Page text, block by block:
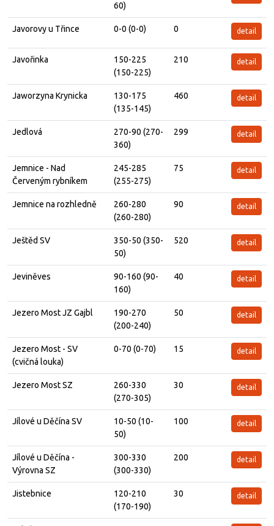
60)
Javorovy u Třince 0-0 (0-0) 0 detail
Javořinka
150-225
(150-225)
210 detail
Jaworzyna Krynicka
130-175
(135-145)
460 detail
Jedlová
270-90 (270-
360)
299 detail
Jemnice - Nad
Červeným rybníkem
245-285
(255-275)
75 detail
Jemnice na rozhledně
260-280
(260-280)
90 detail
Ještěd SV
350-50 (350-
50)
520 detail
Jeviněves
90-160 (90-
160)
40 detail
Jezero Most JZ Gajbl
190-270
(200-240)
50 detail
Jezero Most - SV
(cvičná louka)
0-70 (0-70) 15 detail
Jezero Most SZ
260-330
(270-305)
30 detail
Jílové u Děčína SV
10-50 (10-
50)
100 detail
Jílové u Děčína -
Výrovna SZ
300-330
(300-330)
200 detail
Jistebnice
120-210
(170-190)
30 detail